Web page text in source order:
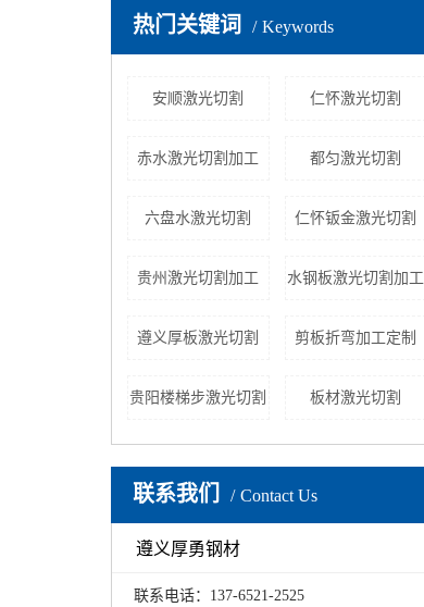
热门关键词 Keywords
安顺激光切割 仁怀激光切割
赤水激光切割加工 都匀激光切割
六盘水激光切割 仁怀钣金激光切割
贵州激光切割加工 水钢板激光切割加工
遵义厚板激光切割 剪板折弯加工定制
贵阳楼梯步激光切割 板材激光切割
联系我们 Contact Us
遵义厚勇钢材
联系电话：137-6521-2525